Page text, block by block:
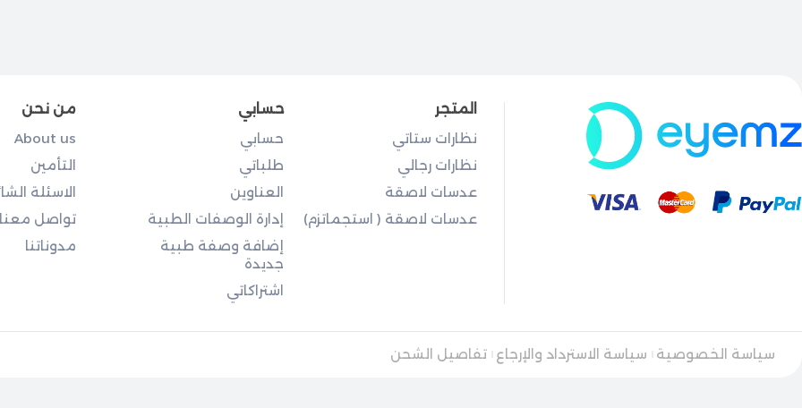
المتجر
نظارات ستاتي
نظارات رجالي
عدسات لاصقة
عدسات لاصقة ( استجماتزم)
حسابي
حسابي
طلباتي
العناوين
إدارة الوصفات الطبية
إضافة وصفة طبية
جديدة
اشتراكاتي
من نحن
About us
التأمين
الاسئلة
تواصل معنا
مدوناتنا
سياسة الخصوصية سياسة الاسترداد والإرجاع تفاصيل الشحن